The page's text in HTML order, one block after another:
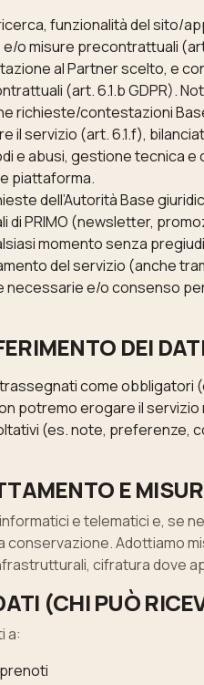
funzionalità del sito/
o misure precontrattuali (art.
al Partner scelto, e
(art. 6.1.b GDPR).
richieste/contestazioni
il servizio (art. 6.1.f),
e abusi, gestione tecnica
piattaforma.
dell’Autorità Base
di PRIMO (newsletter,
momento senza
del servizio (anche
e/o consenso
DEI
come
potremo erogare il
(es. note, preferenze,
E
e telematici e, se
conservazione. Adottiamo
cifratura dove
(CHI PUÒ
a: